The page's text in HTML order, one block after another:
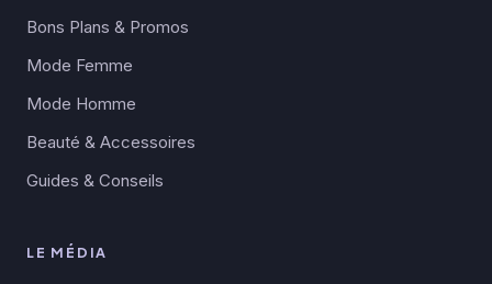
Bons Plans & Promos
Mode Femme
Mode Homme
Beauté & Accessoires
Guides & Conseils
LE MÉDIA